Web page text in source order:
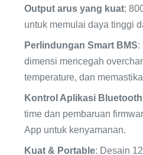
Pemeliharaan
Penghapusan
diri
Output arus yang kuat:
untuk memulai daya tinggi
Perlindungan Smart BMS:
dimensi mencegah
temperature, dan
Kontrol Aplikasi Bluetooth
time dan pembaruan
App untuk kenyamanan.
Kuat & Portable: Desain